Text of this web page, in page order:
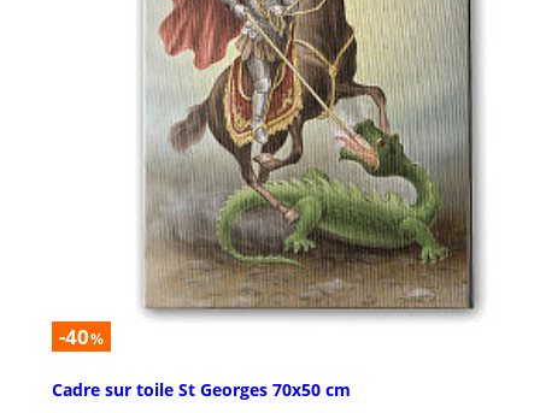
-40%
Cadre sur toile St Georges 70x50 cm